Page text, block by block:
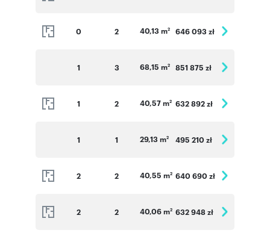
0 2 40,13 m2 646 093 zł
1 3 68,15 m2 851 875 zł
1 2 40,57 m2 632 892 zł
1 1 29,13 m2 495 210 zł
2 2 40,55 m2 640 690 zł
2 2 40,06 m2 632 948 zł